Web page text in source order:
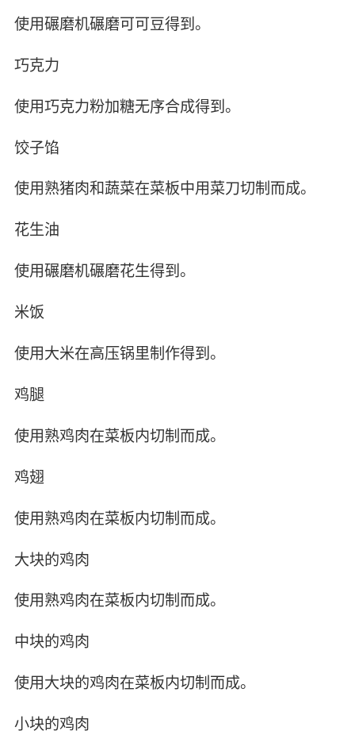
使用碾磨机碾磨可可豆得到。
巧克力
使用巧克力粉加糖无序合成得到。
饺子馅
使用熟猪肉和蔬菜在菜板中用菜刀切制而成。
花生油
使用碾磨机碾磨花生得到。
米饭
使用大米在高压锅里制作得到。
鸡腿
使用熟鸡肉在菜板内切制而成。
鸡翅
使用熟鸡肉在菜板内切制而成。
大块的鸡肉
使用熟鸡肉在菜板内切制而成。
中块的鸡肉
使用大块的鸡肉在菜板内切制而成。
小块的鸡肉